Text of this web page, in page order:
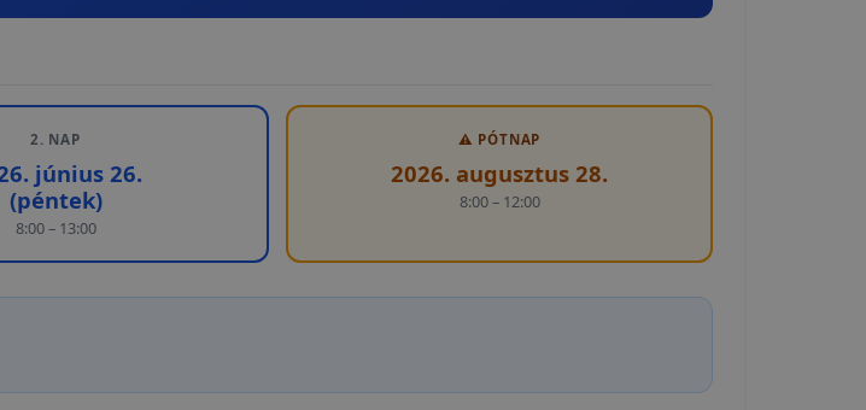
2. NAP
június 26.
(péntek)
8:00 – 13:00
⚠️ PÓTNAP
2026. augusztus 28.
8:00 – 12:00